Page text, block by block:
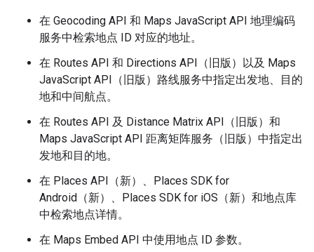
在 Geocoding API 和 Maps JavaScript API 地理编码
服务中检索地点 ID 对应的地址。
在 Routes API 和 Directions API（旧版）以及 Maps
JavaScript API（旧版）路线服务中指定出发地、目的
地和中间航点。
在 Routes API 及 Distance Matrix API（旧版）和
Maps JavaScript API 距离矩阵服务（旧版）中指定出
发地和目的地。
在 Places API（新）、Places SDK for
Android（新）、Places SDK for iOS（新）和地点库
中检索地点详情。
在 Maps Embed API 中使用地点 ID 参数。